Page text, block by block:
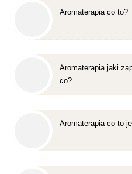
Aromaterapia co to?
Aromaterapia jaki
co?
Aromaterapia co to